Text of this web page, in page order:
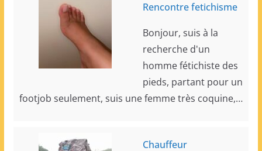
Rencontre fetichisme
Bonjour, suis à la
recherche d'un
homme fétichiste des
pieds, partant pour un
footjob seulement, suis une femme très coquine,…
Chauffeur